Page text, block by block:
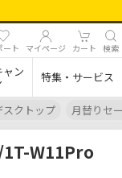
ート マイページ カート 検索
ャン 特集・サービス
スクトップ 月替りセ
W11Pro